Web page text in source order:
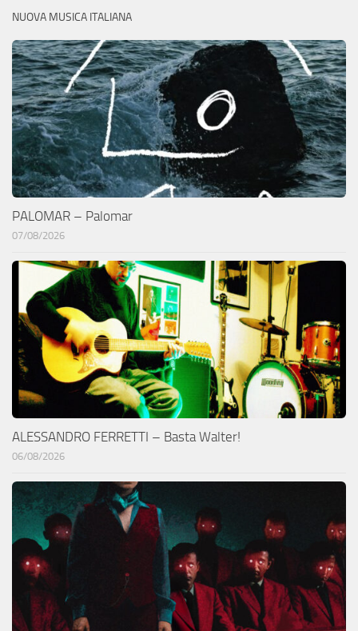
NUOVA MUSICA ITALIANA
PALOMAR – Palomar
07/08/2026
ALESSANDRO FERRETTI – Basta Walter!
06/08/2026